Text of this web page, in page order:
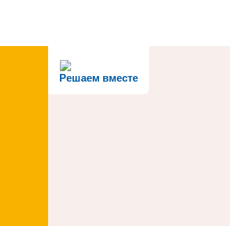
Решаем вместе